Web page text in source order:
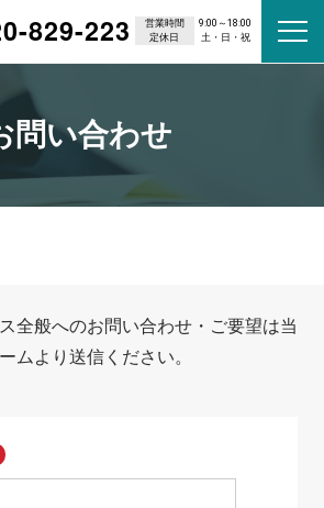
829-223 営業時間
9:00～18:00
定休日
土・日・祝
問い合わせ
全般へのお問い合わせ・ご要望は当
ムより送信ください。